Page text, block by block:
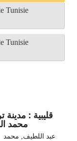
Tunisie
Tunisie
قليبية :
محمد
عبد اللطيف, محمد